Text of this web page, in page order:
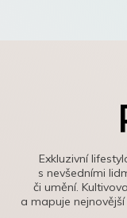
Exkluzivní
s nevšedními
či umění.
a mapuje